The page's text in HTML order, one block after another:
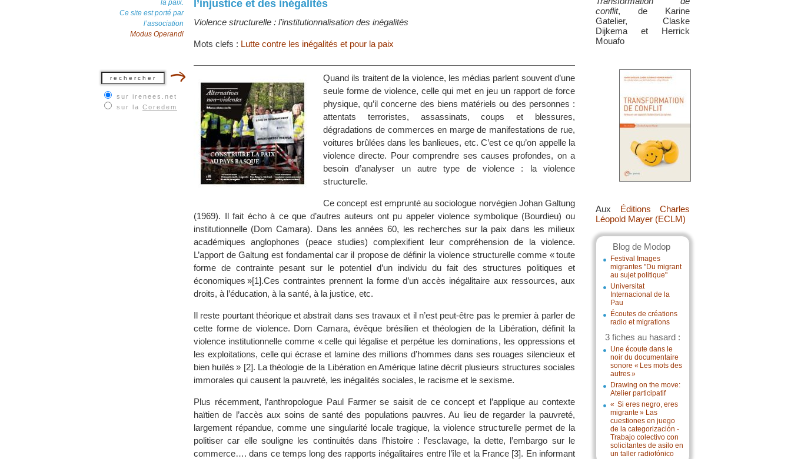
la paix.
Ce site est porté par
l’association
Modus Operandi
sur irenees.net
sur la Coredem
conflit, de Karine
Gatelier, Claske
Dijkema et Herrick
Mouafo
Aux Éditions Charles
Léopold Mayer (ECLM)
Blog de Modop
Festival Images
migrantes "Du migrant
au sujet politique"
Universitat
Internacional de la
Pau
Écoutes de créations
radio et migrations
3 fiches au hasard :
Une écoute dans le
noir du documentaire
sonore « Les mots des
autres »
Drawing on the move:
Atelier participatif
« Si eres negro, eres
migrante » Las
cuestiones en juego
de la categorización -
Trabajo colectivo con
solicitantes de asilo en
un taller radiofónico
l’injustice et des inégalités
Violence structurelle : l’institutionnalisation des inégalités
Mots clefs : Lutte contre les inégalités et pour la paix
Quand ils traitent de la violence, les médias parlent souvent d’une
seule forme de violence, celle qui met en jeu un rapport de force
physique, qu’il concerne des biens matériels ou des personnes :
attentats terroristes, assassinats, coups et blessures,
dégradations de commerces en marge de manifestations de rue,
voitures brûlées dans les banlieues, etc. C’est ce qu’on appelle la
violence directe. Pour comprendre ses causes profondes, on a
besoin d’analyser un autre type de violence : la violence
structurelle.
Ce concept est emprunté au sociologue norvégien Johan Galtung
(1969). Il fait écho à ce que d’autres auteurs ont pu appeler violence symbolique (Bourdieu) ou
institutionnelle (Dom Camara). Dans les années 60, les recherches sur la paix dans les milieux
académiques anglophones (peace studies) complexifient leur compréhension de la violence.
L’apport de Galtung est fondamental car il propose de définir la violence structurelle comme « toute
forme de contrainte pesant sur le potentiel d’un individu du fait des structures politiques et
économiques »[1].Ces contraintes prennent la forme d’un accès inégalitaire aux ressources, aux
droits, à l’éducation, à la santé, à la justice, etc.
Il reste pourtant théorique et abstrait dans ses travaux et il n’est peut-être pas le premier à parler de
cette forme de violence. Dom Camara, évêque brésilien et théologien de la Libération, définit la
violence institutionnelle comme « celle qui légalise et perpétue les dominations, les oppressions et
les exploitations, celle qui écrase et lamine des millions d’hommes dans ses rouages silencieux et
bien huilés » [2]. La théologie de la Libération en Amérique latine décrit plusieurs structures sociales
immorales qui causent la pauvreté, les inégalités sociales, le racisme et le sexisme.
Plus récemment, l’anthropologue Paul Farmer se saisit de ce concept et l’applique au contexte
haïtien de l’accès aux soins de santé des populations pauvres. Au lieu de regarder la pauvreté,
largement répandue, comme une singularité locale tragique, la violence structurelle permet de la
politiser car elle souligne les continuités dans l’histoire : l’esclavage, la dette, l’embargo sur le
commerce…. dans ce temps long des rapports inégalitaires entre l’île et la France [3]. En informant